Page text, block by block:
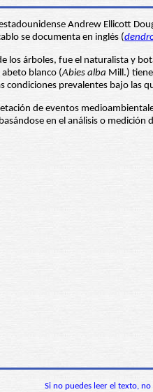
Andrew Ellicott
se documenta en inglés (
los árboles, fue el naturalista y
abeto blanco (Abies alba Mill.)
prevalentes bajo las
de eventos
en el análisis o
Si no puedes leer el texto,